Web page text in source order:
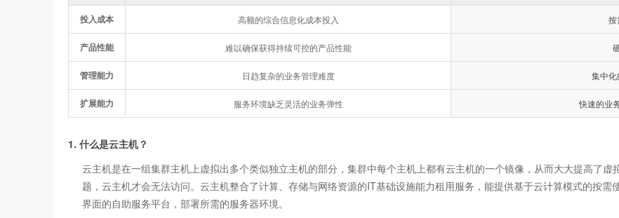
投入成本 高额的综合信息化成本投入 按
产品性能 难以确保获得持续可控的产品性能
管理能力 日趋复杂的业务管理难度 集中
扩展能力 服务环境缺乏灵活的业务弹性 快速的业
1. 什么是云主机？
云主机是在一组集群主机上虚拟出多个类似独立主机的部分，集群中每个主机上都有云主机的一个镜像，从而大大提高了
题，云主机才会无法访问。云主机整合了计算、存储与网络资源的IT基础设施能力租用服务，能提供基于云计算模式的按
界面的自助服务平台，部署所需的服务器环境。